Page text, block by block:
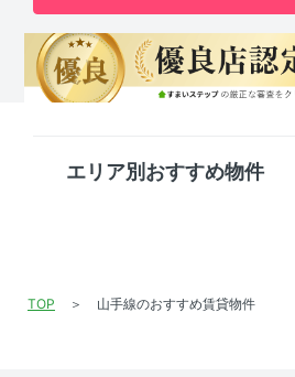
エリア別おすすめ物件
TOP 山手線のおすすめ賃貸物件